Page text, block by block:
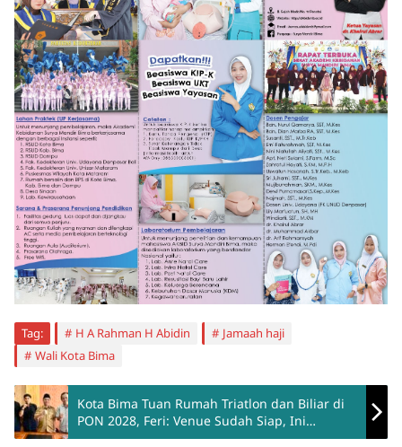
Tag: H A Rahman H Abidin
Jamaah haji
Wali Kota Bima
Kota Bima Tuan Rumah Triatlon dan Biliar di
PON 2028, Feri: Venue Sudah Siap, Ini
Kepercayaan Besar